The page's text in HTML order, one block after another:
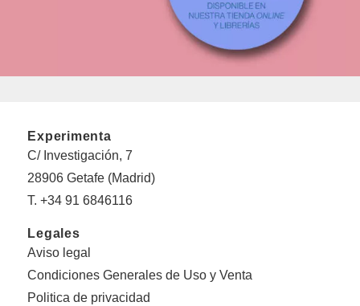
Experimenta
C/ Investigación, 7
28906 Getafe (Madrid)
T. +34 91 6846116
Legales
Aviso legal
Condiciones Generales de Uso y Venta
Politica de privacidad